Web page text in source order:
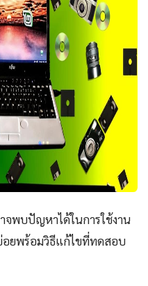
จพบปัญหาได้ในการใช้งาน
ยพร้อมวิธีแก้ไขที่ทดสอบ